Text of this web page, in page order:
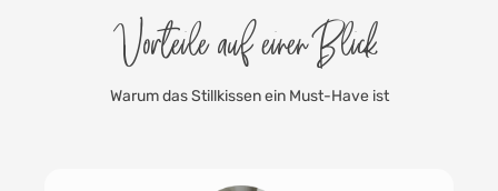
Vorteile auf einen Blick
Warum das Stillkissen ein Must-Have ist